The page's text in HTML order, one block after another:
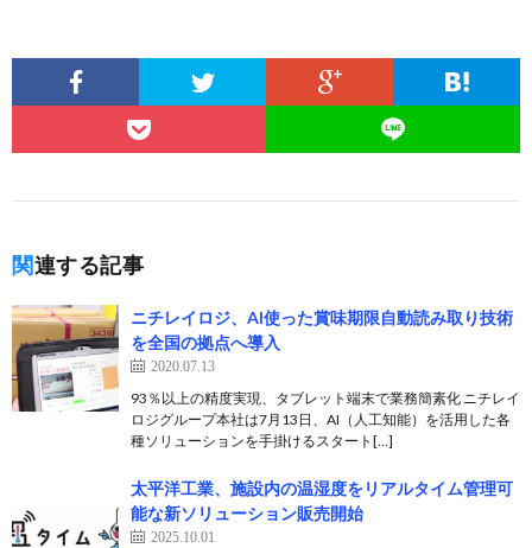
関連する記事
ニチレイロジ、AI使った賞味期限自動読み取り技術
を全国の拠点へ導入
2020.07.13
93％以上の精度実現、タブレット端末で業務簡素化 ニチレイ
ロジグループ本社は7月13日、AI（人工知能）を活用した各
種ソリューションを手掛けるスタート[…]
太平洋工業、施設内の温湿度をリアルタイム管理可
能な新ソリューション販売開始
2025.10.01